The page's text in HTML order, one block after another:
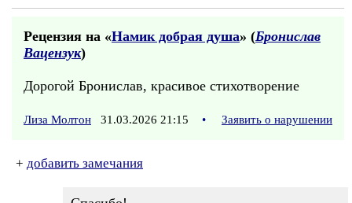
Рецензия на «Намик добрая душа» (Бронислав
Вацензук)
Дорогой Бронислав, красивое стихотворение
Лиза Молтон 31.03.2026 21:15 • Заявить о нарушении
+ добавить замечания